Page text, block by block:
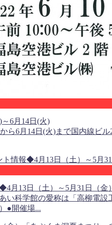
6月14日(火)
ら6月14日(火)まで国内線ビ
月13日（土）～5月31日（金
い科学館の愛称は「高柳電
●開催場...